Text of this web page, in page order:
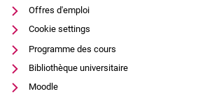
Offres d'emploi
Cookie settings
Programme des cours
Bibliothèque universitaire
Moodle